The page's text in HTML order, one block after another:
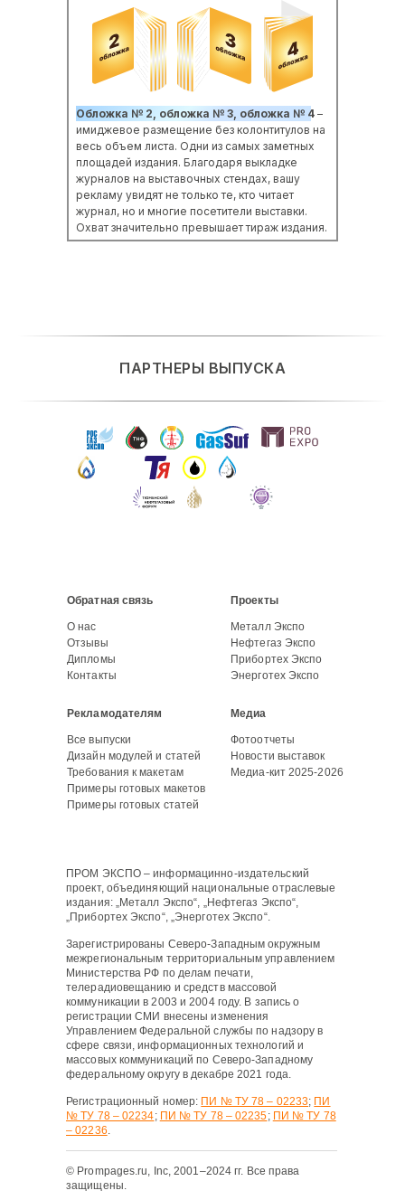
Обложка № 2, обложка № 3, обложка № 4 –
имиджевое размещение без колонтитулов на
весь объем листа. Одни из самых заметных
площадей издания. Благодаря выкладке
журналов на выставочных стендах, вашу
рекламу увидят не только те, кто читает
журнал, но и многие посетители выставки.
Охват значительно превышает тираж издания.
ПАРТНЕРЫ ВЫПУСКА
Новости выставок
Фотоотчеты
Контакты
Обратная связь
О нас
Отзывы
Дипломы
Проекты
Металл Экспо
Нефтегаз Экспо
Прибортех Экспо
Энерготех Экспо
Рекламодателям
Все выпуски
Дизайн модулей и статей
Требования к макетам
Примеры готовых макетов
Медиа
Медиа-кит 2025-2026
Примеры готовых статей
© Prompages.ru, Inc, 2001–2024 гг. Все права
защищены.
Регистрационный номер: ПИ № ТУ 78 – 02233; ПИ
№ ТУ 78 – 02234; ПИ № ТУ 78 – 02235; ПИ № ТУ 78
– 02236.
Зарегистрированы Северо-Западным окружным
межрегиональным территориальным управлением
Министерства РФ по делам печати,
телерадиовещанию и средств массовой
коммуникации в 2003 и 2004 году. В запись о
регистрации СМИ внесены изменения
Управлением Федеральной службы по надзору в
сфере связи, информационных технологий и
массовых коммуникаций по Северо-Западному
федеральному округу в декабре 2021 года.
ПРОМ ЭКСПО – информацинно-издательский
проект, объединяющий национальные отраслевые
издания: „Металл Экспо“, „Нефтегаз Экспо“,
„Прибортех Экспо“, „Энерготех Экспо“.